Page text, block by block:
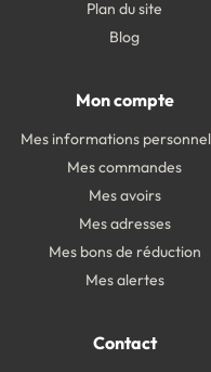
Plan du site
Blog
Mon compte
Mes informations
Mes commandes
Mes avoirs
Mes adresses
Mes bons de réduction
Mes alertes
Contact